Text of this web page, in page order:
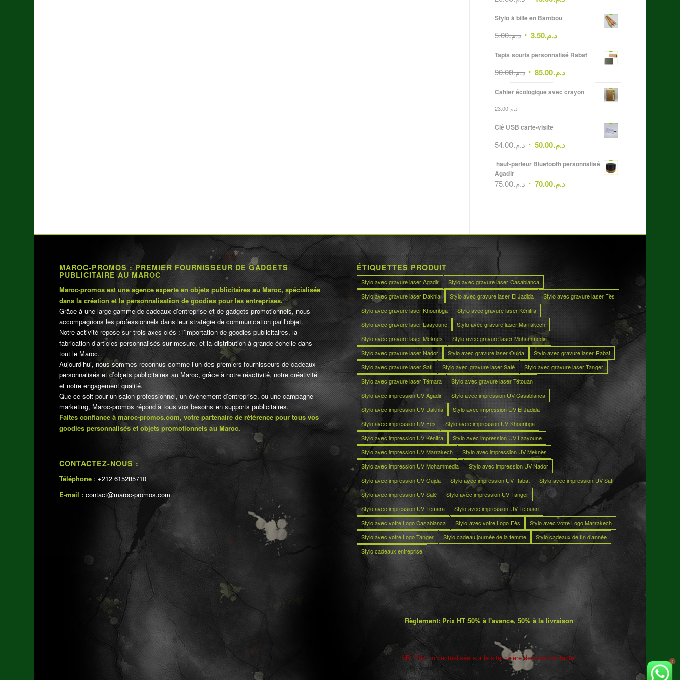
Stylo à bille en Bambou
د.م.5.00 د.م.3.50
Tapis souris personnalisé Rabat
د.م.90.00 د.م.85.00
Cahier écologique avec crayon
د.م. 23.00
Clé USB carte-visite
د.م.54.00 د.م.50.00
haut-parleur Bluetooth personnalisé
Agadir
د.م.75.00 د.م.70.00
MAROC-PROMOS : PREMIER FOURNISSEUR DE GADGETS
PUBLICITAIRE AU MAROC
Maroc-promos est une agence experte en objets publicitaires au Maroc, spécialisée
dans la création et la personnalisation de goodies pour les entreprises.
Grâce à une large gamme de cadeaux d’entreprise et de gadgets promotionnels, nous
accompagnons les professionnels dans leur stratégie de communication par l’objet.
Notre activité repose sur trois axes clés : l’importation de goodies publicitaires, la
fabrication d’articles personnalisés sur mesure, et la distribution à grande échelle dans
tout le Maroc.
Aujourd’hui, nous sommes reconnus comme l’un des premiers fournisseurs de cadeaux
personnalisés et d’objets publicitaires au Maroc, grâce à notre réactivité, notre créativité
et notre engagement qualité.
Que ce soit pour un salon professionnel, un événement d’entreprise, ou une campagne
marketing, Maroc-promos répond à tous vos besoins en supports publicitaires.
Faites confiance à maroc-promos.com, votre partenaire de référence pour tous vos
goodies personnalisés et objets promotionnels au Maroc.
CONTACTEZ-NOUS :
Téléphone : +212 615285710
E-mail : contact@maroc-promos.com
ÉTIQUETTES PRODUIT
Stylo avec gravure laser Agadir
Stylo avec gravure laser Casablanca
Stylo avec gravure laser Dakhla
Stylo avec gravure laser El Jadida
Stylo avec gravure laser Fès
Stylo avec gravure laser Khouribga
Stylo avec gravure laser Kénitra
Stylo avec gravure laser Laayoune
Stylo avec gravure laser Marrakech
Stylo avec gravure laser Meknès
Stylo avec gravure laser Mohammedia
Stylo avec gravure laser Nador
Stylo avec gravure laser Oujda
Stylo avec gravure laser Rabat
Stylo avec gravure laser Safi
Stylo avec gravure laser Salé
Stylo avec gravure laser Tanger
Stylo avec gravure laser Témara
Stylo avec gravure laser Tétouan
Stylo avec impression UV Agadir
Stylo avec impression UV Casablanca
Stylo avec impression UV Dakhla
Stylo avec impression UV El Jadida
Stylo avec impression UV Fès
Stylo avec impression UV Khouribga
Stylo avec impression UV Kénitra
Stylo avec impression UV Laayoune
Stylo avec impression UV Marrakech
Stylo avec impression UV Meknès
Stylo avec impression UV Mohammedia
Stylo avec impression UV Nador
Stylo avec impression UV Oujda
Stylo avec impression UV Rabat
Stylo avec impression UV Safi
Stylo avec impression UV Salé
Stylo avec impression UV Tanger
Stylo avec impression UV Témara
Stylo avec impression UV Tétouan
Stylo avec votre Logo Casablanca
Stylo avec votre Logo Fès
Stylo avec votre Logo Marrakech
Stylo avec votre Logo Tanger
Stylo cadeau journée de la femme
Stylo cadeaux de fin d’année
Stylo cadeaux entreprise
Règlement: Prix HT 50% à l'avance, 50% à la livraison
NB: Prix non actualisés sur le site. prière de nous contacter 5